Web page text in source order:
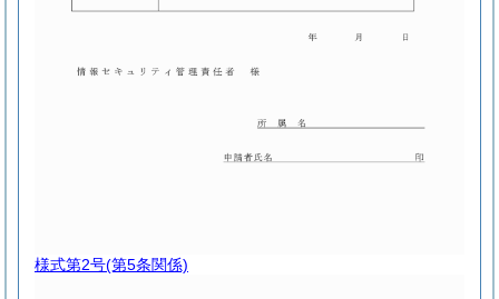
様式第2号(第5条関係)